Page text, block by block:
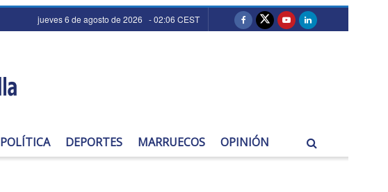
jueves 6 de agosto de 2026 - 02:06 CEST
POLÍTICA DEPORTES MARRUECOS OPINIÓN